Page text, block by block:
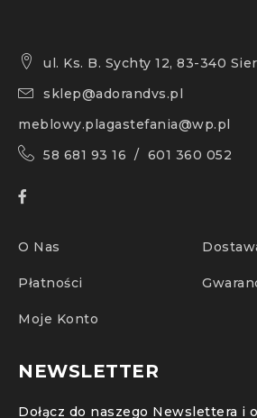
ul. Ks. B. Sychty 12, 83-340
sklep@adorandvs.pl
meblowy.plagastefania@wp.pl
58 681 93 16 / 601 360 052
O Nas
Płatności
Moje Konto
NEWSLETTER
Dołącz do naszego Newslettera i